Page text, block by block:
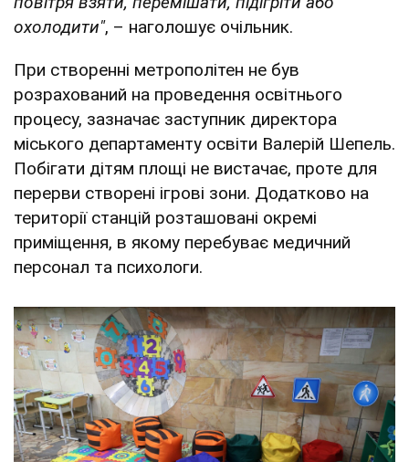
охолодити", – наголошує очільник.
При створенні метрополітен не був
розрахований на проведення освітнього
процесу, зазначає заступник директора
міського департаменту освіти Валерій Шепель.
Побігати дітям площі не вистачає, проте для
перерви створені ігрові зони. Додатково на
території станцій розташовані окремі
приміщення, в якому перебуває медичний
персонал та психологи.